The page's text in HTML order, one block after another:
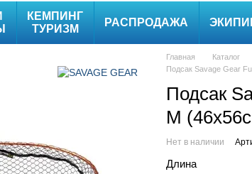
КЕМПИНГ
ТУРИЗМ
РАСПРОДАЖА
Главная Каталог
Подсак Savage Gear
Подсак
M
Нет в наличии
Длина